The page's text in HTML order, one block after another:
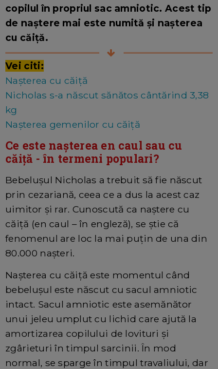
copilul în propriul sac amniotic. Acest tip
de naștere mai este numită și nașterea
cu căiță.
Vei citi:
Nașterea cu căiță
Nicholas s-a născut sănătos cântărind 3,38
kg
Nașterea gemenilor cu căiță
Ce este nașterea en caul sau cu
căiță - în termeni populari?
Bebelușul Nicholas a trebuit să fie născut
prin cezariană, ceea ce a dus la acest caz
uimitor și rar. Cunoscută ca naștere cu
căiță (en caul – în engleză), se știe că
fenomenul are loc la mai puțin de una din
80.000 nașteri.
Nașterea cu căiță este momentul când
bebelușul este născut cu sacul amniotic
intact. Sacul amniotic este asemănător
unui jeleu umplut cu lichid care ajută la
amortizarea copilului de lovituri și
zgârieturi în timpul sarcinii. În mod
normal, se sparge în timpul travaliului, dar